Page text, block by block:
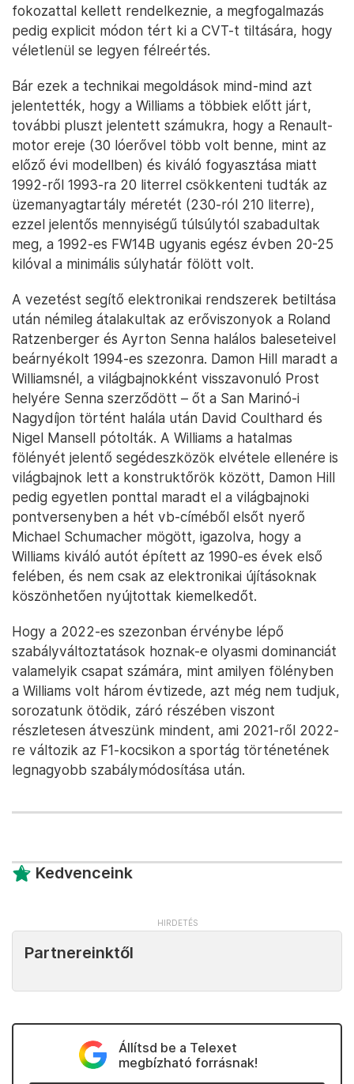
fokozattal kellett rendelkeznie, a megfogalmazás
pedig explicit módon tért ki a CVT-t tiltására, hogy
véletlenül se legyen félreértés.
Bár ezek a technikai megoldások mind-mind azt
jelentették, hogy a Williams a többiek előtt járt,
további pluszt jelentett számukra, hogy a Renault-
motor ereje (30 lóerővel több volt benne, mint az
előző évi modellben) és kiváló fogyasztása miatt
1992-ről 1993-ra 20 literrel csökkenteni tudták az
üzemanyagtartály méretét (230-ról 210 literre),
ezzel jelentős mennyiségű túlsúlytól szabadultak
meg, a 1992-es FW14B ugyanis egész évben 20-25
kilóval a minimális súlyhatár fölött volt.
A vezetést segítő elektronikai rendszerek betiltása
után némileg átalakultak az erőviszonyok a Roland
Ratzenberger és Ayrton Senna halálos baleseteivel
beárnyékolt 1994-es szezonra. Damon Hill maradt a
Williamsnél, a világbajnokként visszavonuló Prost
helyére Senna szerződött – őt a San Marinó-i
Nagydíjon történt halála után David Coulthard és
Nigel Mansell pótolták. A Williams a hatalmas
fölényét jelentő segédeszközök elvétele ellenére is
világbajnok lett a konstruktőrök között, Damon Hill
pedig egyetlen ponttal maradt el a világbajnoki
pontversenyben a hét vb-címéből elsőt nyerő
Michael Schumacher mögött, igazolva, hogy a
Williams kiváló autót épített az 1990-es évek első
felében, és nem csak az elektronikai újításoknak
köszönhetően nyújtottak kiemelkedőt.
Hogy a 2022-es szezonban érvénybe lépő
szabályváltoztatások hoznak-e olyasmi dominanciát
valamelyik csapat számára, mint amilyen fölényben
a Williams volt három évtizede, azt még nem tudjuk,
sorozatunk ötödik, záró részében viszont
részletesen átveszünk mindent, ami 2021-ről 2022-
re változik az F1-kocsikon a sportág történetének
legnagyobb szabálymódosítása után.
Kedvenceink
Partnereinktől
Állítsd be a Telexet
megbízható forrásnak!